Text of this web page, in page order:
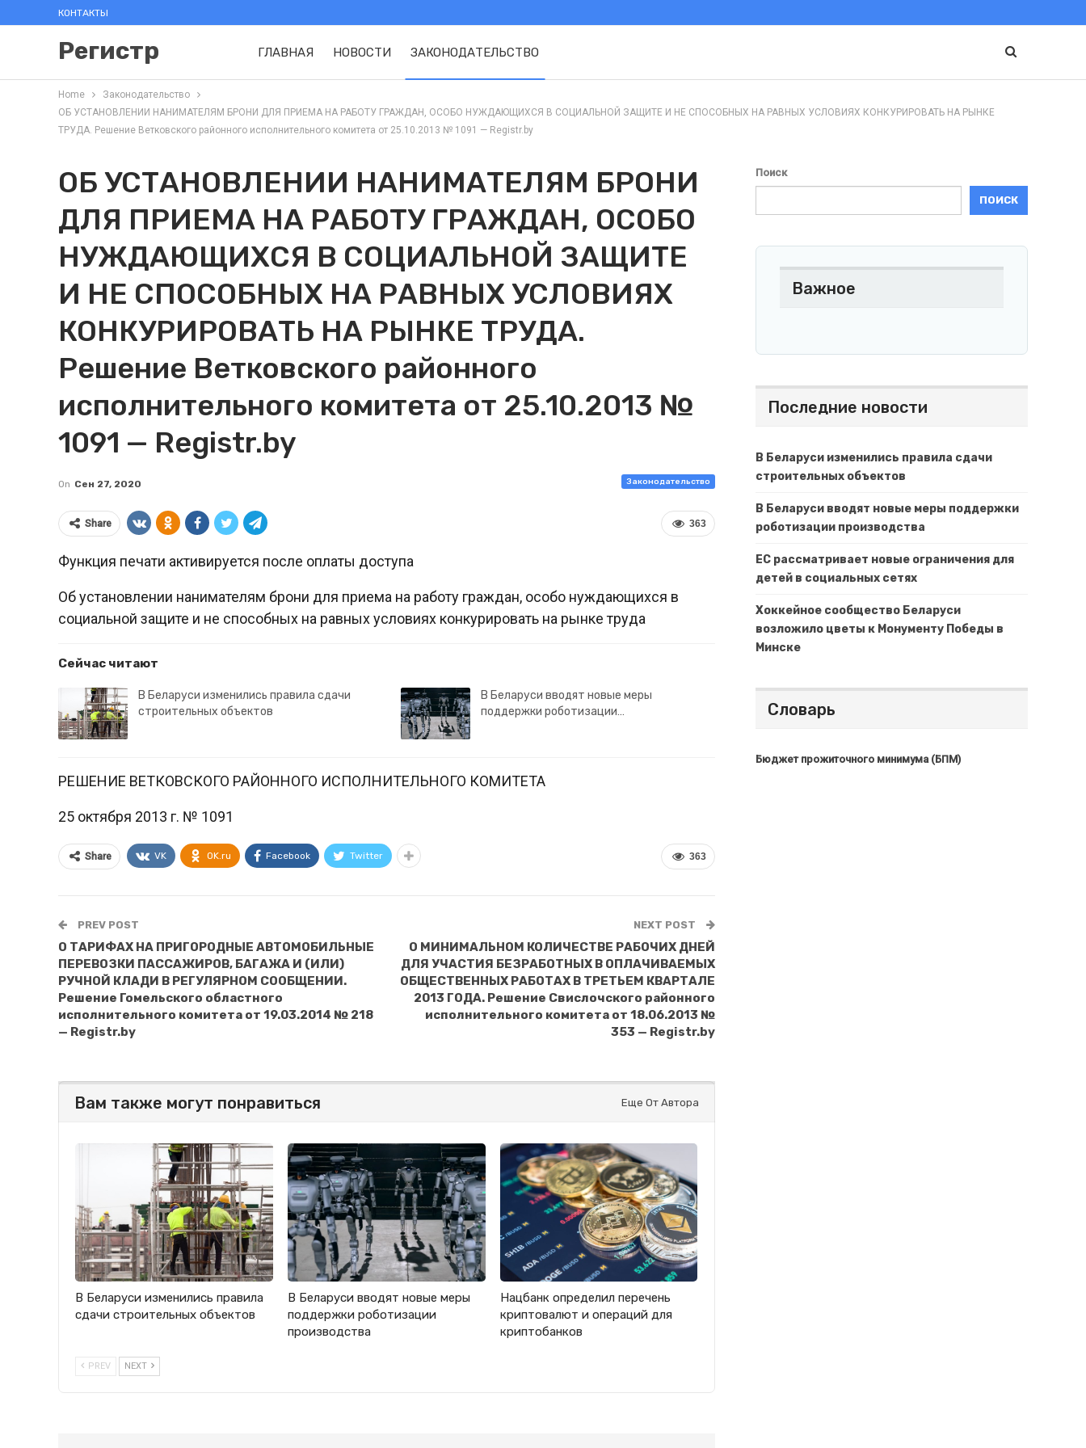
КОНТАКТЫ
Регистр ГЛАВНАЯ НОВОСТИ ЗАКОНОДАТЕЛЬСТВО
Home
Законодательство
ОБ УСТАНОВЛЕНИИ НАНИМАТЕЛЯМ БРОНИ ДЛЯ ПРИЕМА НА РАБОТУ ГРАЖДАН, ОСОБО НУЖДАЮЩИХСЯ В СОЦИАЛЬНОЙ ЗАЩИТЕ И НЕ СПОСОБНЫХ НА РАВНЫХ УСЛОВИЯХ КОНКУРИРОВАТЬ НА РЫНКЕ
ТРУДА. Решение Ветковского районного исполнительного комитета от 25.10.2013 № 1091 — Registr.by
ОБ УСТАНОВЛЕНИИ НАНИМАТЕЛЯМ БРОНИ
ДЛЯ ПРИЕМА НА РАБОТУ ГРАЖДАН, ОСОБО
НУЖДАЮЩИХСЯ В СОЦИАЛЬНОЙ ЗАЩИТЕ
И НЕ СПОСОБНЫХ НА РАВНЫХ УСЛОВИЯХ
КОНКУРИРОВАТЬ НА РЫНКЕ ТРУДА.
Решение Ветковского районного
исполнительного комитета от 25.10.2013 №
1091 — Registr.by
Законодательство
On Сен 27, 2020
363
Share
Функция печати активируется после оплаты доступа
Об установлении нанимателям брони для приема на работу граждан, особо нуждающихся в
социальной защите и не способных на равных условиях конкурировать на рынке труда
Сейчас читают
В Беларуси изменились правила сдачи
строительных объектов
В Беларуси вводят новые меры
поддержки роботизации…
РЕШЕНИЕ ВЕТКОВСКОГО РАЙОННОГО ИСПОЛНИТЕЛЬНОГО КОМИТЕТА
25 октября 2013 г. № 1091
363
Share VK OK.ru Facebook Twitter
PREV POST
О ТАРИФАХ НА ПРИГОРОДНЫЕ АВТОМОБИЛЬНЫЕ
ПЕРЕВОЗКИ ПАССАЖИРОВ, БАГАЖА И (ИЛИ)
РУЧНОЙ КЛАДИ В РЕГУЛЯРНОМ СООБЩЕНИИ.
Решение Гомельского областного
исполнительного комитета от 19.03.2014 № 218
— Registr.by
NEXT POST
О МИНИМАЛЬНОМ КОЛИЧЕСТВЕ РАБОЧИХ ДНЕЙ
ДЛЯ УЧАСТИЯ БЕЗРАБОТНЫХ В ОПЛАЧИВАЕМЫХ
ОБЩЕСТВЕННЫХ РАБОТАХ В ТРЕТЬЕМ КВАРТАЛЕ
2013 ГОДА. Решение Свислочского районного
исполнительного комитета от 18.06.2013 №
353 — Registr.by
Вам также могут понравиться Еще От Автора
В Беларуси изменились правила
сдачи строительных объектов
В Беларуси вводят новые меры
поддержки роботизации
производства
Нацбанк определил перечень
криптовалют и операций для
криптобанков
PREV NEXT
Поиск
ПОИСК
Важное
Последние новости
В Беларуси изменились правила сдачи
строительных объектов
В Беларуси вводят новые меры поддержки
роботизации производства
ЕС рассматривает новые ограничения для
детей в социальных сетях
Хоккейное сообщество Беларуси
возложило цветы к Монументу Победы в
Минске
Словарь
Бюджет прожиточного минимума (БПМ)